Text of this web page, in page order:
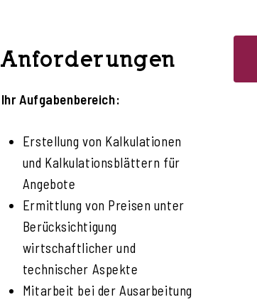
Anforderungen
Ihr Aufgabenbereich:
Erstellung von Kalkulationen
und Kalkulationsblättern für
Angebote
Ermittlung von Preisen unter
Berücksichtigung
wirtschaftlicher und
technischer Aspekte
Mitarbeit bei der Ausarbeitung